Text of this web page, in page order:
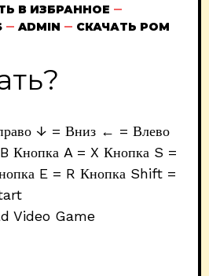
В ИЗБРАННОЕ
ADMIN СКАЧАТЬ РОМ
↓ = Вниз ← = Влево
Кнопка A = X Кнопка S =
E = R Кнопка Shift =
Video Game